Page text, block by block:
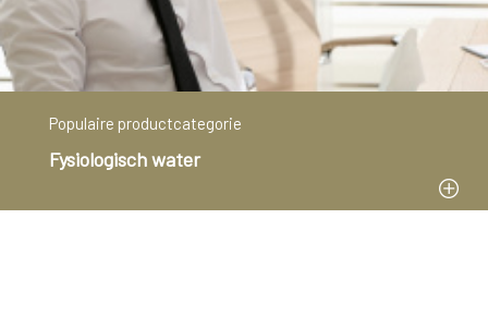
Populaire productcategorie
Fysiologisch water